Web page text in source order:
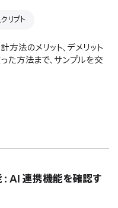
リプト
法のメリット、デメリット
た方法まで、サンプルを交
AI 連携機能を確認す